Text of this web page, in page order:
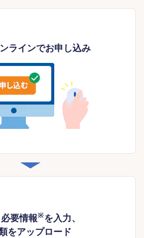
ラインでお申し込み
必要情報※を入力、
をアップロード